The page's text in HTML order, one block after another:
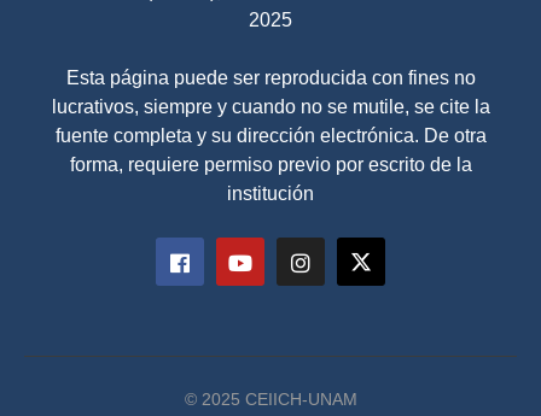
2025
Esta página puede ser reproducida con fines no
lucrativos, siempre y cuando no se mutile, se cite la
fuente completa y su dirección electrónica. De otra
forma, requiere permiso previo por escrito de la
institución
© 2025 CEIICH-UNAM